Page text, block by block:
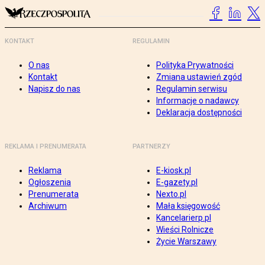
KONTAKT
O nas
Kontakt
Napisz do nas
REGULAMIN
Polityka Prywatności
Zmiana ustawień zgód
Regulamin serwisu
Informacje o nadawcy
Deklaracja dostępności
REKLAMA I PRENUMERATA
Reklama
Ogłoszenia
Prenumerata
Archiwum
PARTNERZY
E-kiosk.pl
E-gazety.pl
Nexto.pl
Mała księgowość
Kancelarierp.pl
Wieści Rolnicze
Życie Warszawy